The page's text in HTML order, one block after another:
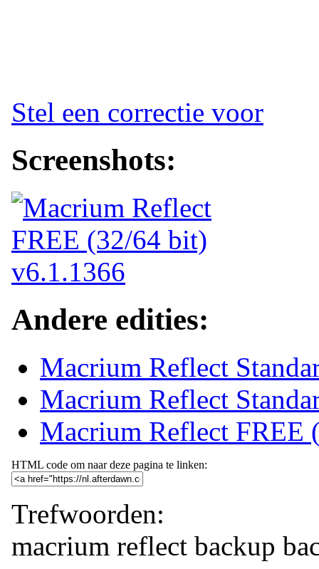
Stel een correctie voor
Screenshots:
Andere edities:
Macrium Reflect
Macrium Reflect
Macrium Reflect FREE
HTML code om naar deze pagina te linken:
Trefwoorden:
macrium reflect backup